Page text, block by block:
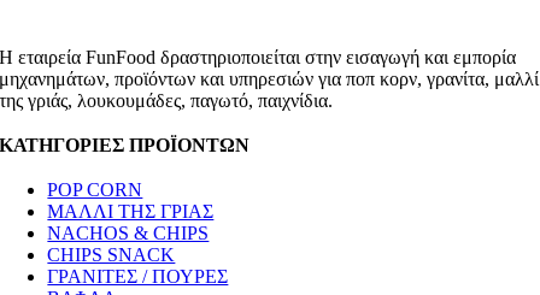
Η εταιρεία FunFood δραστηριοποιείται στην εισαγωγή και εμπορία
μηχανημάτων, προϊόντων και υπηρεσιών για ποπ κορν, γρανίτα, μαλλί
της γριάς, λουκουμάδες, παγωτό, παιχνίδια.
ΚΑΤΗΓΟΡΙΕΣ ΠΡΟΪΟΝΤΩΝ
POP CORN
ΜΑΛΛΙ ΤΗΣ ΓΡΙΑΣ
NACHOS & CHIPS
CHIPS SNACK
ΓΡΑΝΙΤΕΣ / ΠΟΥΡΕΣ